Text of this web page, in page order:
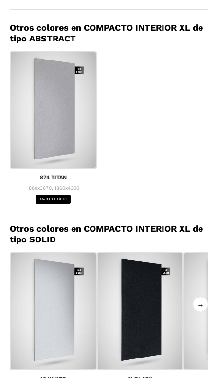
Otros colores en COMPACTO INTERIOR XL de
tipo ABSTRACT
874 TITAN
1860x3670, 1860x4300
BAJO PEDIDO
Otros colores en COMPACTO INTERIOR XL de
tipo SOLID
→